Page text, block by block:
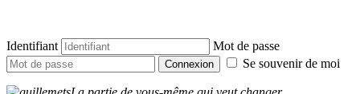
Identifiant Mot de passe
Connexion Se souvenir de moi